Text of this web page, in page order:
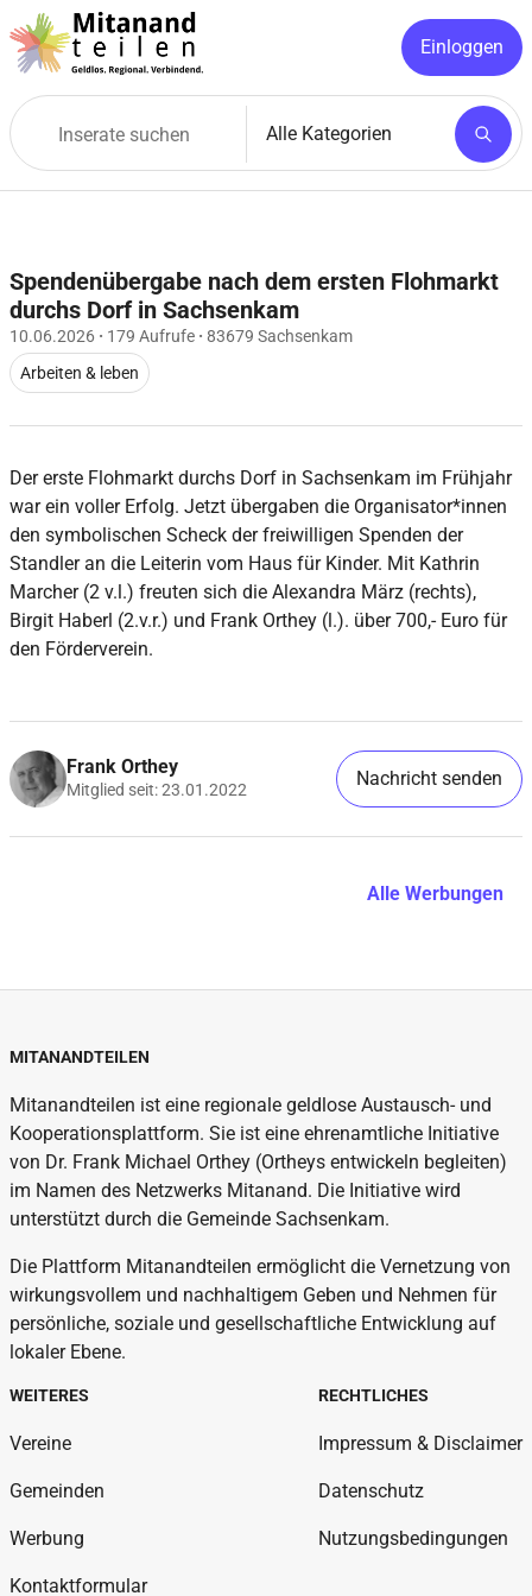
Einloggen
Spendenübergabe nach dem ersten Flohmarkt
durchs Dorf in Sachsenkam
10.06.2026 · 179 Aufrufe · 83679 Sachsenkam
Arbeiten & leben
Der erste Flohmarkt durchs Dorf in Sachsenkam im Frühjahr
war ein voller Erfolg. Jetzt übergaben die Organisator*innen
den symbolischen Scheck der freiwilligen Spenden der
Standler an die Leiterin vom Haus für Kinder. Mit Kathrin
Marcher (2 v.l.) freuten sich die Alexandra März (rechts),
Birgit Haberl (2.v.r.) und Frank Orthey (l.). über 700,- Euro für
den Förderverein.
Frank Orthey
Mitglied seit: 23.01.2022 Nachricht senden
Alle Werbungen
MITANANDTEILEN
Mitanandteilen ist eine regionale geldlose Austausch- und
Kooperationsplattform. Sie ist eine ehrenamtliche Initiative
von Dr. Frank Michael Orthey (Ortheys entwickeln begleiten)
im Namen des Netzwerks Mitanand. Die Initiative wird
unterstützt durch die Gemeinde Sachsenkam.
Die Plattform Mitanandteilen ermöglicht die Vernetzung von
wirkungsvollem und nachhaltigem Geben und Nehmen für
persönliche, soziale und gesellschaftliche Entwicklung auf
lokaler Ebene.
WEITERES
Vereine
Gemeinden
Werbung
Kontaktformular
RECHTLICHES
Impressum & Disclaimer
Datenschutz
Nutzungsbedingungen